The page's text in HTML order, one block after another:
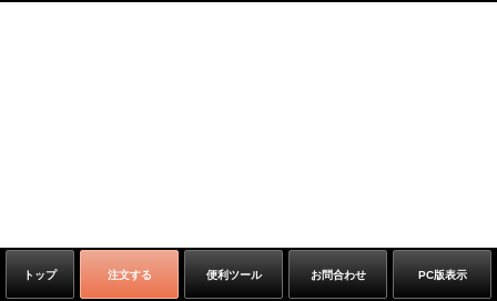
トップ 注文する 便利ツール お問合わせ PC版表示